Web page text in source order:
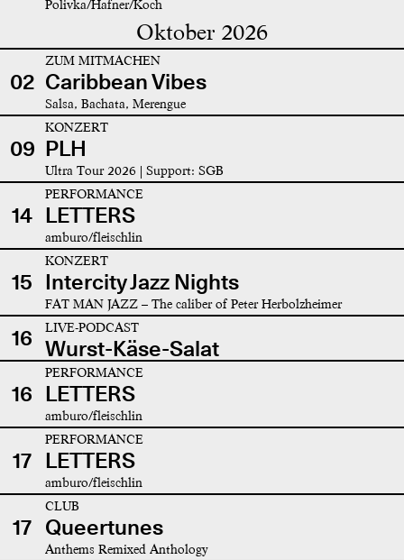
Polivka/Hafner/Koch
Oktober 2026
02
ZUM MITMACHEN
Caribbean Vibes
Salsa, Bachata, Merengue
09
KONZERT
PLH
Ultra Tour 2026 | Support: SGB
14
PERFORMANCE
LETTERS
amburo/fleischlin
15
KONZERT
Intercity Jazz Nights
FAT MAN JAZZ – The caliber of Peter Herbolzheimer
16 LIVE-PODCAST
Wurst-Käse-Salat
16
PERFORMANCE
LETTERS
amburo/fleischlin
17
PERFORMANCE
LETTERS
amburo/fleischlin
17
CLUB
Queertunes
Anthems Remixed Anthology